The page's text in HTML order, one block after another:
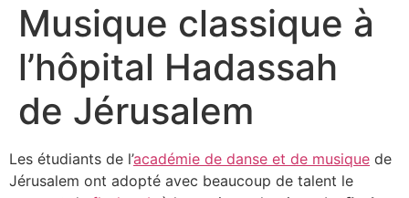
Musique classique à
l’hôpital Hadassah
de Jérusalem
Les étudiants de l’académie de danse et de musique de
Jérusalem ont adopté avec beaucoup de talent le